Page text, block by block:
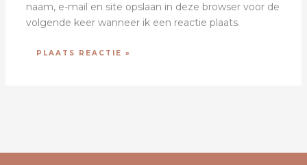
naam, e-mail en site opslaan in deze browser voor de
volgende keer wanneer ik een reactie plaats.